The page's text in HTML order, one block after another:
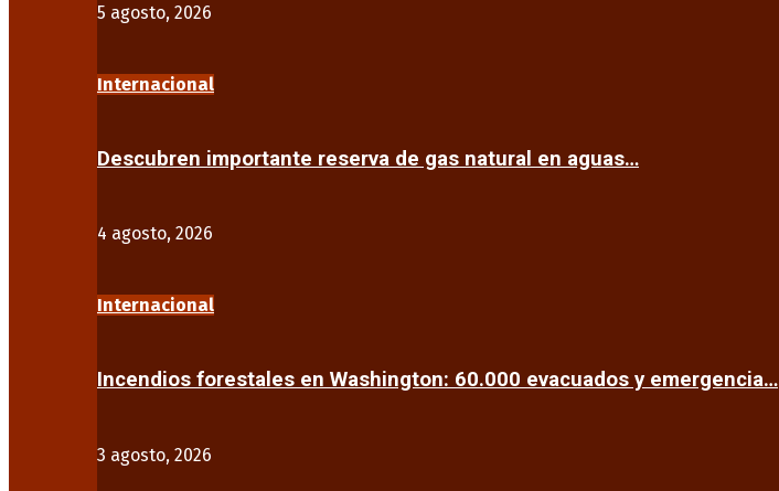
5 agosto, 2026
Internacional
Descubren importante reserva de gas natural en aguas…
4 agosto, 2026
Internacional
Incendios forestales en Washington: 60.000 evacuados y emergencia…
3 agosto, 2026